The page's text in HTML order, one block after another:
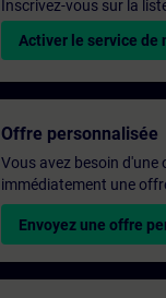
Inscrivez-vous sur la
Activer le service de
Offre personnalisée
Vous avez besoin d'une
immédiatement une
Envoyez une offre